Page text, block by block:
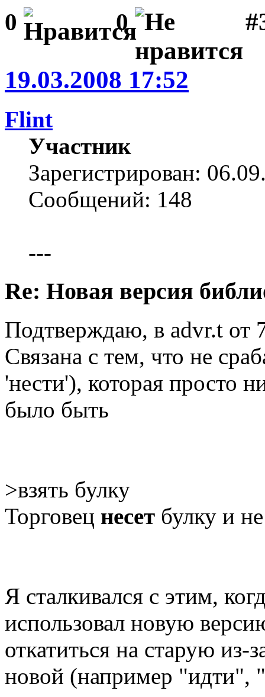
0 0
19.03.2008 17:52
Flint
Участник
Зарегистрирован:
Сообщений: 148
---
Re: Новая версия
Подтверждаю, в advr.t от
Связана с тем, что не
'нести'), которая просто
было быть
>взять булку
Торговец несет булку и
Я сталкивался с этим,
использовал новую
откатиться на старую из-
новой (например "идти",